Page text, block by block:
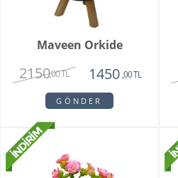
Maveen Orkide
2150,00 TL 1450 ,00 TL
GÖNDER